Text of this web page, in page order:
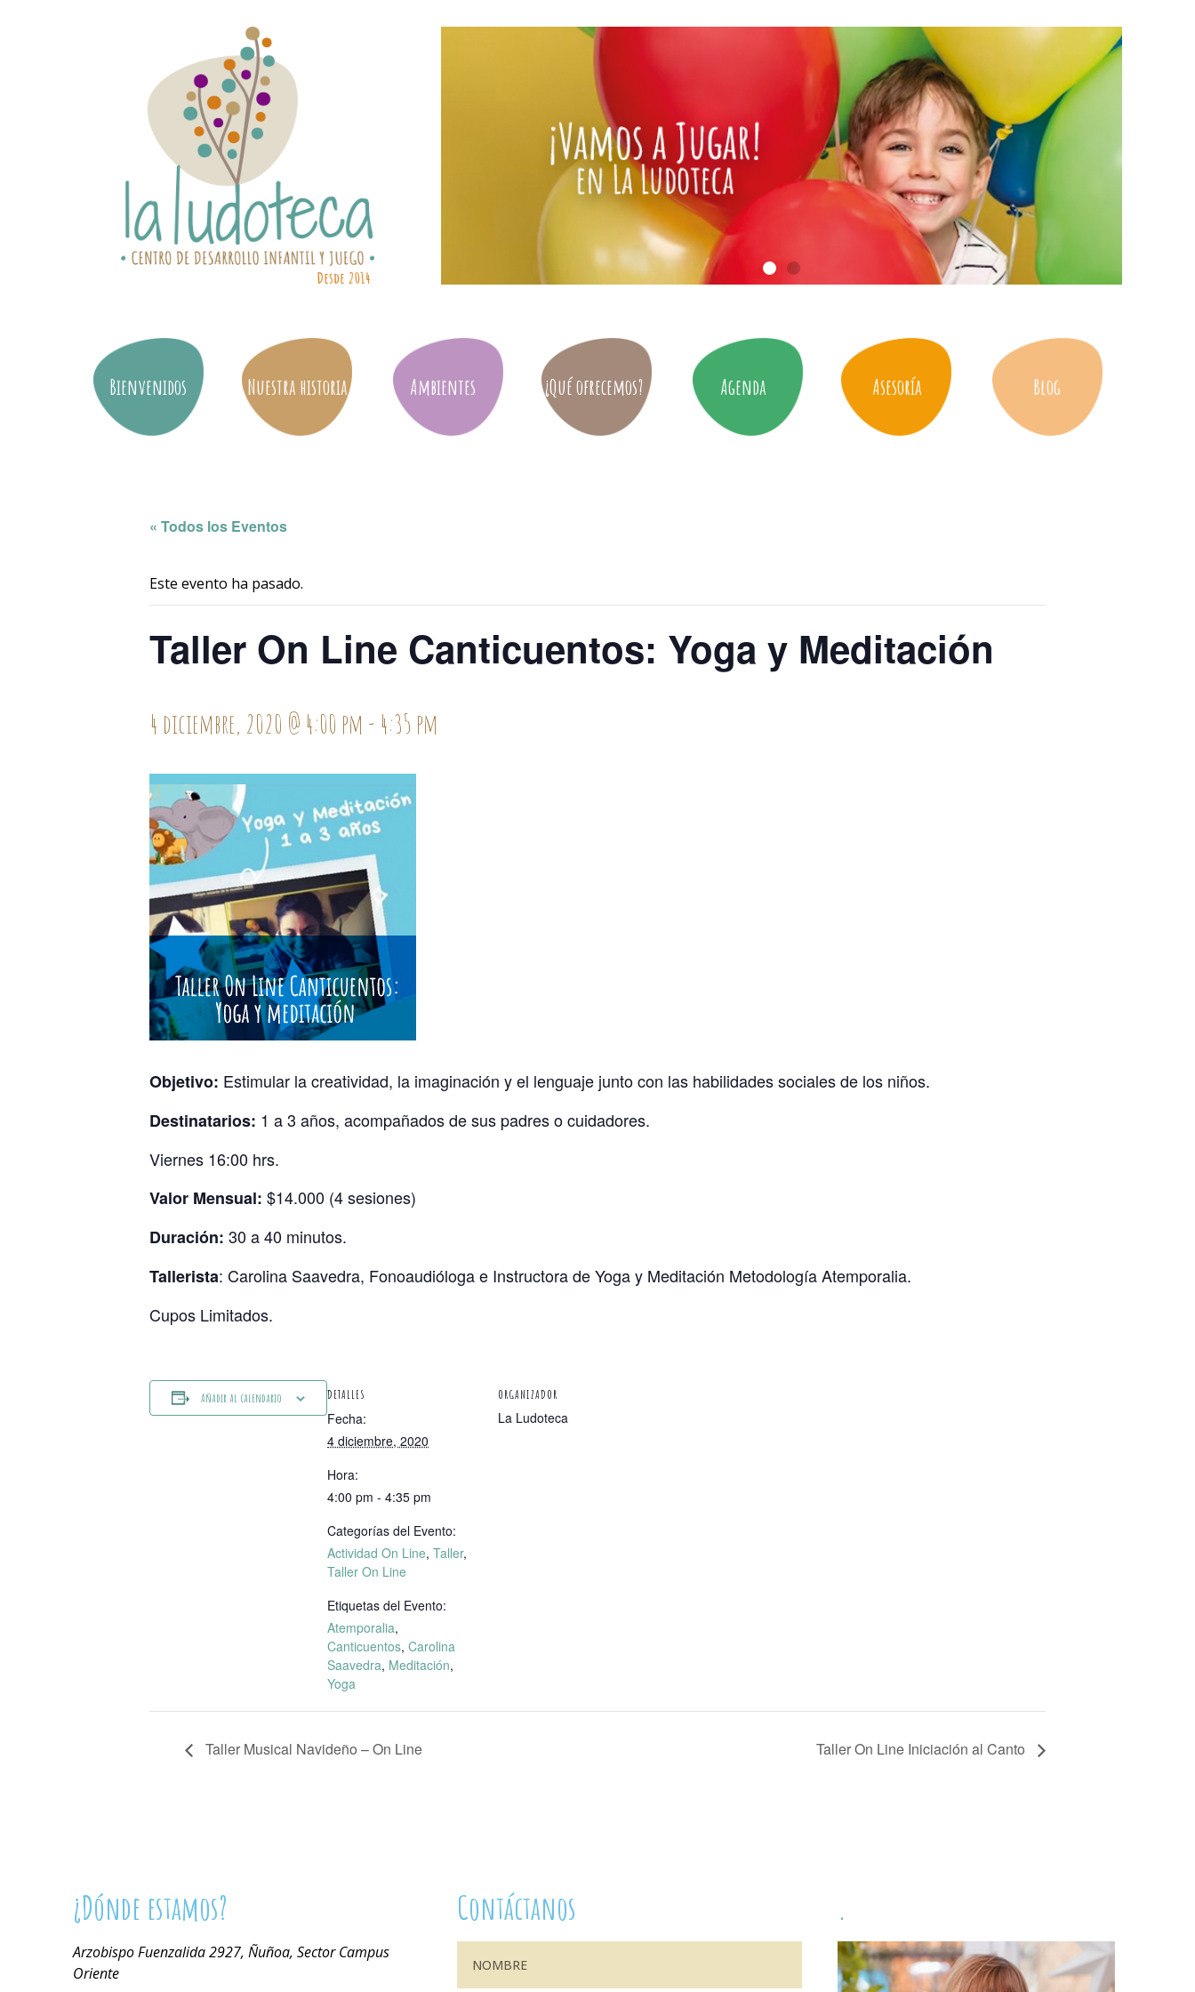
Bienvenidos Nuestra historia Ambientes ¿Qué ofrecemos? Agenda Asesoría Blog
« Todos los Eventos
Este evento ha pasado.
Taller On Line Canticuentos: Yoga y Meditación
4 diciembre, 2020 @ 4:00 pm - 4:35 pm
Objetivo: Estimular la creatividad, la imaginación y el lenguaje junto con las habilidades sociales de los niños.
Destinatarios: 1 a 3 años, acompañados de sus padres o cuidadores.
Viernes 16:00 hrs.
Valor Mensual: $14.000 (4 sesiones)
Duración: 30 a 40 minutos.
Tallerista: Carolina Saavedra, Fonoaudióloga e Instructora de Yoga y Meditación Metodología Atemporalia.
Cupos Limitados.
Añadir al calendario DETALLES
Fecha:
4 diciembre, 2020
Hora:
4:00 pm - 4:35 pm
Categorías del Evento:
Actividad On Line, Taller,
Taller On Line
Etiquetas del Evento:
Atemporalia,
Canticuentos, Carolina
Saavedra, Meditación,
Yoga
ORGANIZADOR
La Ludoteca
Taller Musical Navideño – On Line Taller On Line Iniciación al Canto
¿Dónde estamos?
Arzobispo Fuenzalida 2927, Ñuñoa, Sector Campus
Oriente
Contáctanos .